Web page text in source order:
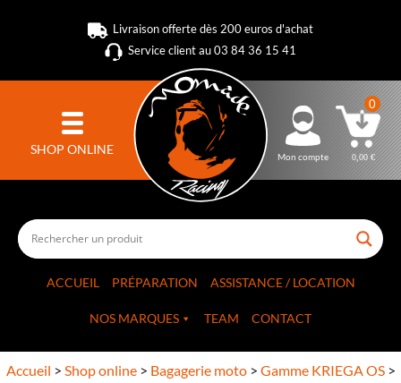
Livraison offerte dès 200 euros d'achat
Service client au 03 84 36 15 41
SHOP ONLINE Mon compte
0
0,00€
ACCUEIL PRÉPARATION ASSISTANCE / LOCATION
NOS MARQUES TEAM CONTACT
Accueil > Shop online> Bagagerie moto> Gamme KRIEGA OS>